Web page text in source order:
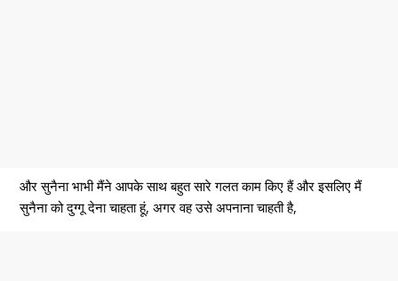
और सुनैना भाभी मैंने आपके साथ बहुत सारे गलत काम किए हैं और इसलिए मैं
सुनैना को दुग्गू देना चाहता हूं, अगर वह उसे अपनाना चाहती है,